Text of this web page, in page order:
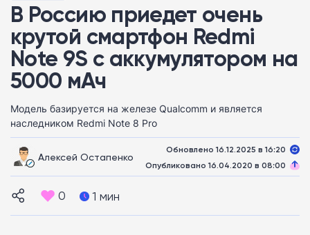
В Россию приедет очень
крутой смартфон Redmi
Note 9S с аккумулятором на
5000 мАч
Модель базируется на железе Qualcomm и является
наследником Redmi Note 8 Pro
Алексей Остапенко
Обновлено 16.12.2025 в 16:20
Опубликовано 16.04.2020 в 08:00
0 1 мин